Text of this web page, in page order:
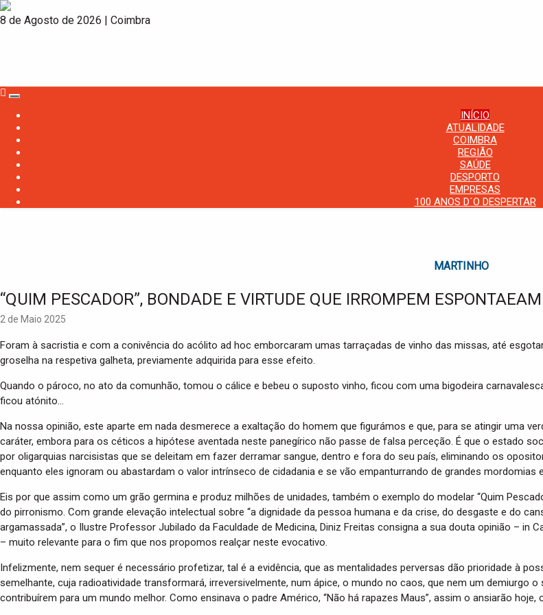
8 de Agosto de 2026 | Coimbra
T
g
e
n
g
INÍCIO
ATUALIDADE
COIMBRA
REGIÃO
SAÚDE
DESPORTO
EMPRESAS
100 ANOS D´O DESPERTAR
MARTINHO
“QUIM PESCADOR”, BONDADE E VIRTUDE QUE IRROMPEM
2 de Maio 2025
Foram à sacristia e com a conivência do acólito ad hoc emborcaram umas tarraçadas de vinho das missas, até
groselha na respetiva galheta, previamente adquirida para esse efeito.
Quando o pároco, no ato da comunhão, tomou o cálice e bebeu o suposto vinho, ficou com uma bigodeira
ficou atónito…
Na nossa opinião, este aparte em nada desmerece a exaltação do homem que figurámos e que, para se atingir uma
caráter, embora para os céticos a hipótese aventada neste panegírico não passe de falsa perceção. É que o estado
por oligarquias narcisistas que se deleitam em fazer derramar sangue, dentro e fora do seu país, eliminando os
enquanto eles ignoram ou abastardam o valor intrínseco de cidadania e se vão empanturrando de grandes mordomias
Eis por que assim como um grão germina e produz milhões de unidades, também o exemplo do modelar “Quim
do pirronismo. Com grande elevação intelectual sobre “a dignidade da pessoa humana e da crise, do desgaste e do
argamassada”, o Ilustre Professor Jubilado da Faculdade de Medicina, Diniz Freitas consigna a sua douta opinião – in
– muito relevante para o fim que nos propomos realçar neste evocativo.
Infelizmente, nem sequer é necessário profetizar, tal é a evidência, que as mentalidades perversas dão prioridade à
semelhante, cuja radioatividade transformará, irreversivelmente, num ápice, o mundo no caos, que nem um demiurgo
contribuírem para um mundo melhor. Como ensinava o padre Américo, “Não há rapazes Maus”, assim o ansiarão